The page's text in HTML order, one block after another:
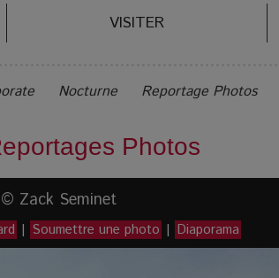
VISITER
Nocturne Reportage Photos
Photos
Zack Seminet
| Soumettre une photo | Diaporama